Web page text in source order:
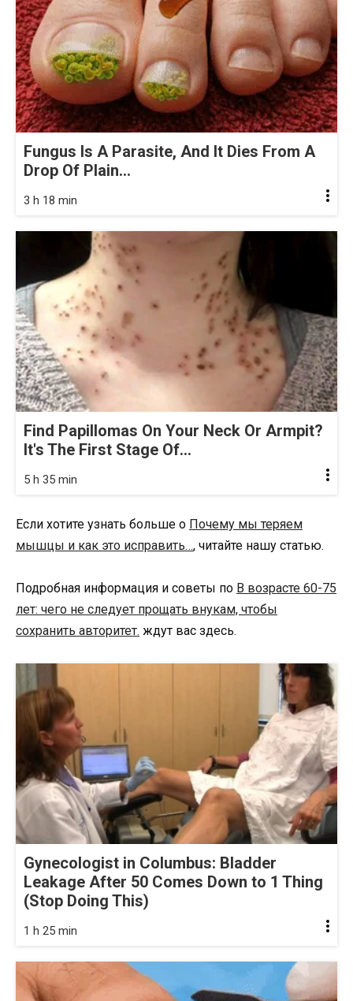
Fungus Is A Parasite, And It Dies From A
Drop Of Plain...
3 h 18 min
Find Papillomas On Your Neck Or Armpit?
It's The First Stage Of...
5 h 35 min
Если хотите узнать больше о Почему мы теряем
мышцы и как это исправить…, читайте нашу статью.
Подробная информация и советы по В возрасте 60-75
лет: чего не следует прощать внукам, чтобы
сохранить авторитет. ждут вас здесь.
Gynecologist in Columbus: Bladder
Leakage After 50 Comes Down to 1 Thing
(Stop Doing This)
1 h 25 min